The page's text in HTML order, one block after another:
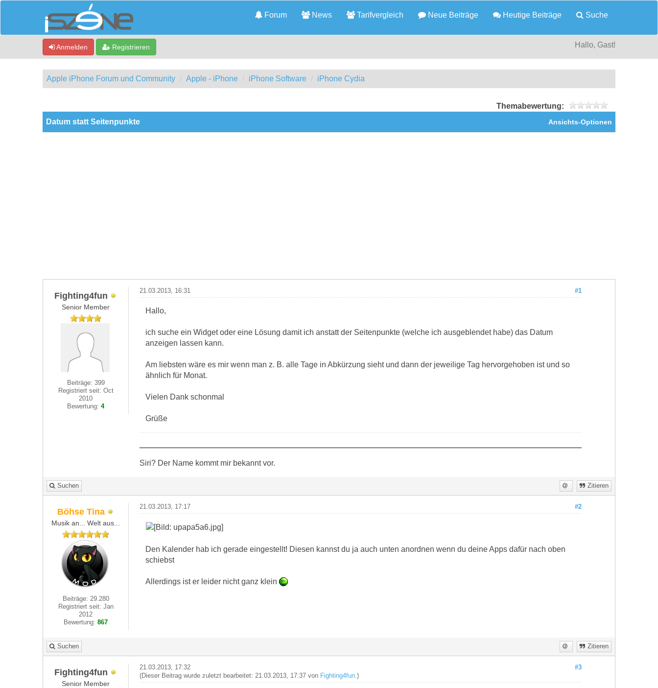
Forum News Tarifvergleich Neue Beiträge Heutige Beiträge Suche
Anmelden Registrieren Hallo, Gast!
Apple iPhone Forum und Community Apple - iPhone iPhone Software iPhone Cydia
Themabewertung:
Ansichts-Optionen
Datum statt Seitenpunkte
Fighting4fun
Senior Member
Beiträge: 399
Registriert seit: Oct
2010
Bewertung:4
#1
21.03.2013, 16:31
Hallo,
ich suche ein Widget oder eine Lösung damit ich anstatt der Seitenpunkte (welche ich ausgeblendet habe) das Datum
anzeigen lassen kann.
Am liebsten wäre es mir wenn man z. B. alle Tage in Abkürzung sieht und dann der jeweilige Tag hervorgehoben ist und so
ähnlich für Monat.
Vielen Dank schonmal
Grüße
Siri? Der Name kommt mir bekannt vor.
Suchen Zitieren
Böhse Tina
Musik an... Welt aus...
Beiträge: 29.280
Registriert seit: Jan
2012
Bewertung:867
#2
21.03.2013, 17:17
Den Kalender hab ich gerade eingestellt! Diesen kannst du ja auch unten anordnen wenn du deine Apps dafür nach oben
schiebst
Allerdings ist er leider nicht ganz klein
Suchen Zitieren
Fighting4fun
Senior Member
#3
21.03.2013, 17:32
(Dieser Beitrag wurde zuletzt bearbeitet: 21.03.2013, 17:37 von Fighting4fun.)